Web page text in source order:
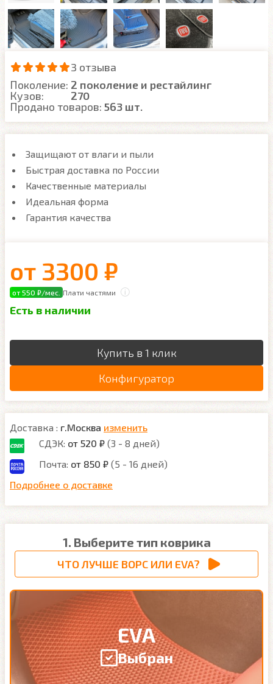
3 отзыва
Поколение: 2 поколение и рестайлинг
Кузов:
270
Продано товаров: 563 шт.
Защищают от влаги и пыли
Быстрая доставка по России
Качественные материалы
Идеальная форма
Гарантия качества
от 3300 ₽
от 550 ₽/мес. Плати частями
Есть в наличии
Купить в 1 клик
Конфигуратор
Доставка : г.Москва изменить
СДЭК: от 520 ₽ (3 - 8 дней)
Почта: от 850 ₽ (5 - 16 дней)
Подробнее о доставке
1. Выберите тип коврика
ЧТО ЛУЧШЕ ВОРС ИЛИ EVA?
EVA
Выбран